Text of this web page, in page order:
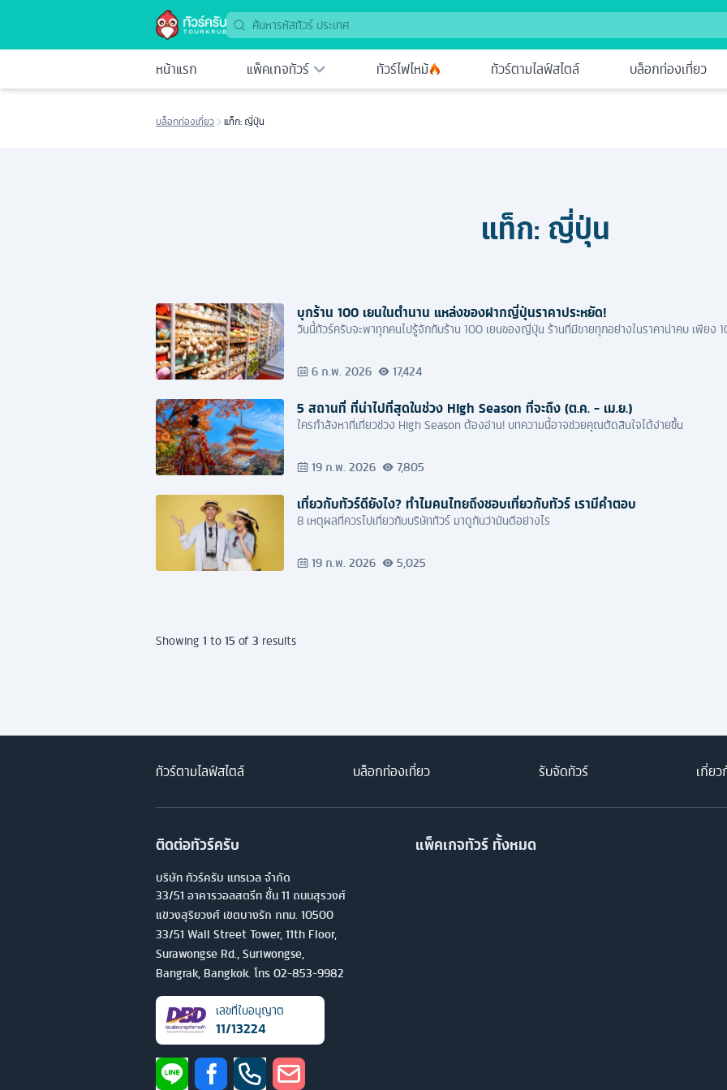
หน้าแรก แพ็คเกจทัวร์ ทัวร์ไฟไหม้ ทัวร์ตามไลฟ์สไตล์ บล็อกท่องเที่ยว
บล็อกท่องเที่ยว แท็ก: ญี่ปุ่น
แท็ก: ญี่ปุ่น
บุกร้าน 100 เยนในตำนาน แหล่งของฝากญี่ปุ่นราคาประหยัด!
วันนี้ทัวร์ครับจะพาทุกคนไปรู้จักกับร้าน 100 เยนของญี่ปุ่น ร้านที่มีขายทุกอย่างในราคาน่าคบ เพียง
6 ก.พ. 2026 17,424
5 สถานที่ ที่น่าไปที่สุดในช่วง High Season ที่จะถึง (ต.ค. - เม.ย.)
ใครกำลังหาที่เที่ยวช่วง High Season ต้องอ่าน! บทความนี้อาจช่วยคุณตัดสินใจได้ง่ายขึ้น
19 ก.พ. 2026 7,805
เที่ยวกับทัวร์ดียังไง? ทำไมคนไทยถึงชอบเที่ยวกับทัวร์ เรามีคำตอบ
8 เหตุผลที่ควรไปเที่ยวกับบริษัททัวร์ มาดูกันว่ามันดีอย่างไร
19 ก.พ. 2026 5,025
Showing 1 to15 of 3 results
ทัวร์ตามไลฟ์สไตล์ บล็อกท่องเที่ยว รับจัดทัวร์ เกี่ยว
ติดต่อทัวร์ครับ
บริษัท ทัวร์ครับ แทรเวล จำกัด
33/51 อาคารวอลสตรีท ชั้น 11 ถนนสุรวงศ์
แขวงสุริยวงศ์ เขตบางรัก กทม. 10500
33/51 Wall Street Tower, 11th Floor,
Surawongse Rd., Suriwongse,
Bangrak, Bangkok. โทร 02-853-9982
เลขที่ใบอนุญาต
11/13224
แพ็คเกจทัวร์ ทั้งหมด